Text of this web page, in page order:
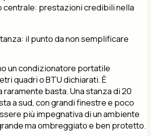
centrale: prestazioni credibili nella
il punto da non semplificare
un condizionatore portatile
quadri o BTU dichiarati. È
basta. Una stanza di 20
a sud, con grandi finestre e poco
più impegnativa di un ambiente
ma ombreggiato e ben protetto.